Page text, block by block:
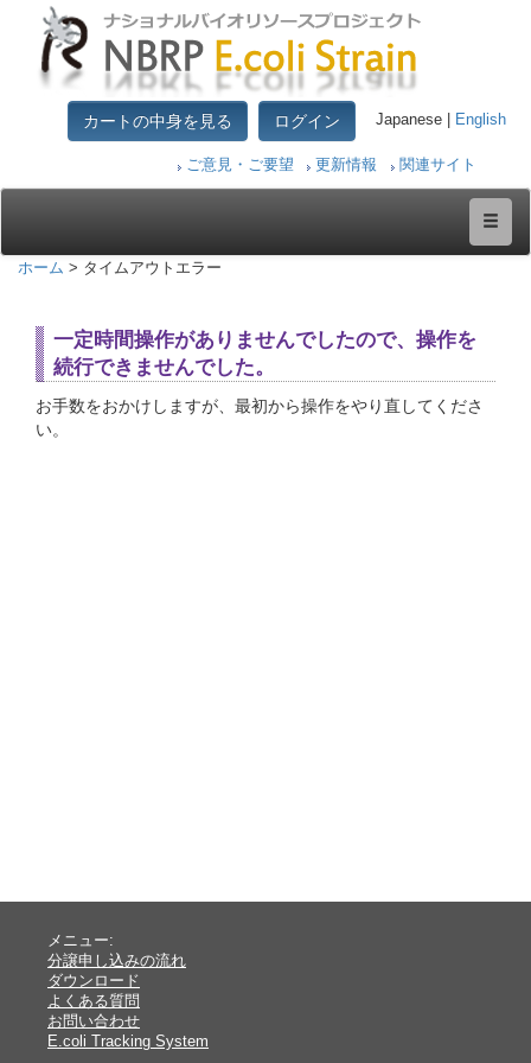
カートの中身を見る ログイン Japanese | English
ご意見・ご要望 更新情報 関連サイト
ホーム > タイムアウトエラー
一定時間操作がありませんでしたので、操作を
続行できませんでした。
お手数をおかけしますが、最初から操作をやり直してくださ
い。
メニュー:
分譲申し込みの流れ
ダウンロード
よくある質問
お問い合わせ
E.coli Tracking System